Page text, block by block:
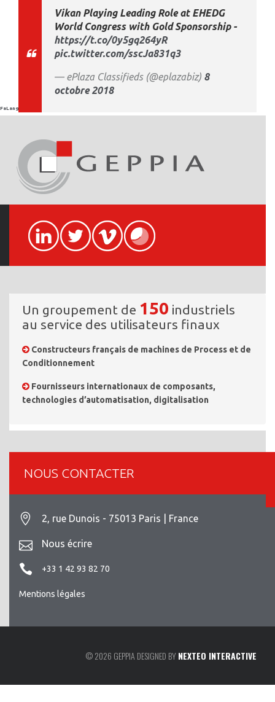
Vikan Playing Leading Role at EHEDG
World Congress with Gold Sponsorship -
https://t.co/0y5gq264yR
pic.twitter.com/sscJa831q3
— ePlaza Classifieds (@eplazabiz) 8
octobre 2018
FaLang translation system by Faboba
Un groupement de 150 industriels
au service des utilisateurs finaux
Constructeurs français de machines de Process et de
Conditionnement
Fournisseurs internationaux de composants,
technologies d’automatisation, digitalisation
NOUS CONTACTER
2, rue Dunois - 75013 Paris | France
Nous écrire
+33 1 42 93 82 70
Mentions légales
© 2026 GEPPIA DESIGNED BYNEXTEO INTERACTIVE